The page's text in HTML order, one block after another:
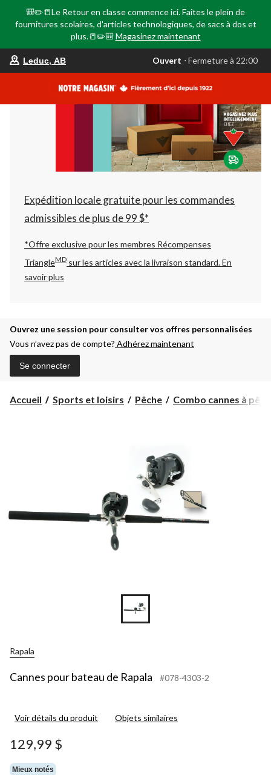
🎒✏️📒Le Retour en classe commence ici. Faites le plein de
fournitures scolaires, d'articles technologiques, de sacs à dos et
plus.📒✏️🎒 Magasinez maintenant
votre
est
AB,
Ouvert,
Fermeture
à
22:00
changer
Leduc, AB Ouvert ⋅ Fermeture à 22:00
Expédition locale gratuite pour les commandes
admissibles de plus de 99 $*
*Offre exclusive pour les membres Récompenses
TriangleMD sur les articles avec la livraison standard.En
savoir plus
Ouvrez une session pour consulter vos offres personnalisées
Vous n’avez pas de compte? Adhérez maintenant
Se connecter
Accueil Sports et loisirs Pêche Combo cannes à
Rapala
Cannes pour bateau de Rapala #078-4303-2
Voir détails du produit Objets similaires
129,99 $
Mieux notés